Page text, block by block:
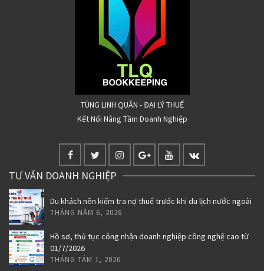
TÙNG LINH QUÂN - ĐẠI LÝ THUẾ
Kết Nối Nâng Tầm Doanh Nghiệp
TƯ VẤN DOANH NGHIỆP
Du khách nên kiểm tra nợ thuế trước khi du lịch nước ngoài
THÁNG NĂM 6, 2026
Hồ sơ, thủ tục công nhận doanh nghiệp công nghệ cao từ
01/7/2026
THÁNG TÁM 1, 2026